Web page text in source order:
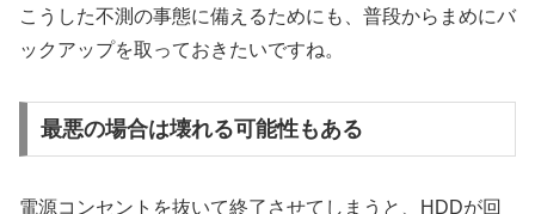
こうした不測の事態に備えるためにも、普段からまめにバ
ックアップを取っておきたいですね。
最悪の場合は壊れる可能性もある
電源コンセントを抜いて終了させてしまうと、HDDが回